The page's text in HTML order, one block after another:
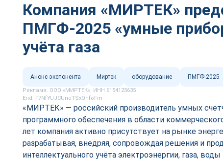
Компания «МИРТЕК»
ПМГФ-2025 «умные
учёта газа
Анонс экспонента Миртек оборудование ПМГФ-2025
Реклама. ООО «МИРТЕК», ИНН 6154125635
Erid: F7NfYUJCUneTSxQnfoFm
«МИРТЕК» — российский производитель умных
программного обеспечения в области
лет компания активно присутствует на рынке
разрабатывая, внедряя, сопровождая решения и
интеллектуального учёта электроэнергии, газа, воды